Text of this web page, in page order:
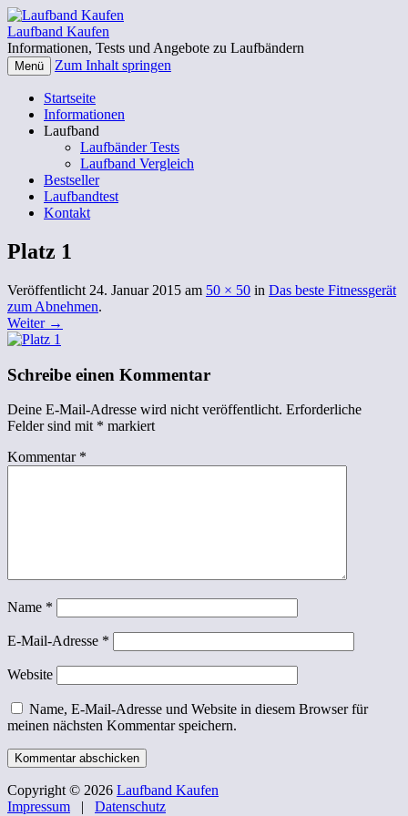
Laufband Kaufen
Informationen, Tests und Angebote zu Laufbändern
Menü Zum Inhalt springen
Startseite
Informationen
Laufband
Laufbänder Tests
Laufband Vergleich
Bestseller
Laufbandtest
Kontakt
Platz 1
Veröffentlicht 24. Januar 2015 am 50 × 50 in Das beste Fitnessgerät
zum Abnehmen.
Weiter →
Schreibe einen Kommentar
Deine E-Mail-Adresse wird nicht veröffentlicht. Erforderliche
Felder sind mit * markiert
Kommentar *
Name *
E-Mail-Adresse *
Website
Name, E-Mail-Adresse und Website in diesem Browser für
meinen nächsten Kommentar speichern.
Copyright © 2026 Laufband Kaufen
Impressum | Datenschutz